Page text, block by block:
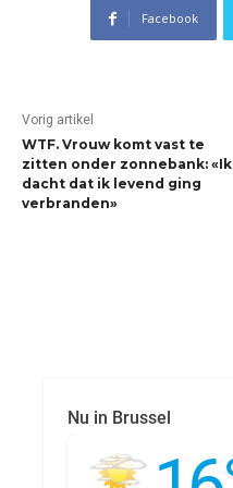
Facebook
Vorig artikel
WTF. Vrouw komt vast te
zitten onder zonnebank: «Ik
dacht dat ik levend ging
verbranden»